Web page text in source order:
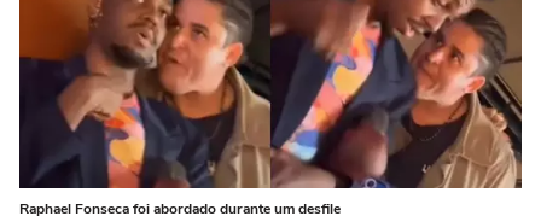
Raphael Fonseca foi abordado durante um desfile